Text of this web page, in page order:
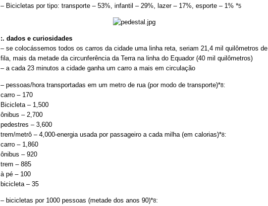
– Bicicletas por tipo: transporte – 53%, infantil – 29%, lazer – 17%, esporte – 1% *5
:. dados e curiosidades
– se colocássemos todos os carros da cidade uma linha reta, seriam 21,4 mil quilômetros de
fila, mais da metade da circunferência da Terra na linha do Equador (40 mil quilômetros)
– a cada 23 minutos a cidade ganha um carro a mais em circulação
– pessoas/hora transportadas em um metro de rua (por modo de transporte)*8:
carro – 170
Bicicleta – 1,500
ônibus – 2,700
pedestres – 3,600
trem/metrô – 4,000-energia usada por passageiro a cada milha (em calorias)*8:
carro – 1,860
ônibus – 920
trem – 885
à pé – 100
bicicleta – 35
– bicicletas por 1000 pessoas (metade dos anos 90)*8: